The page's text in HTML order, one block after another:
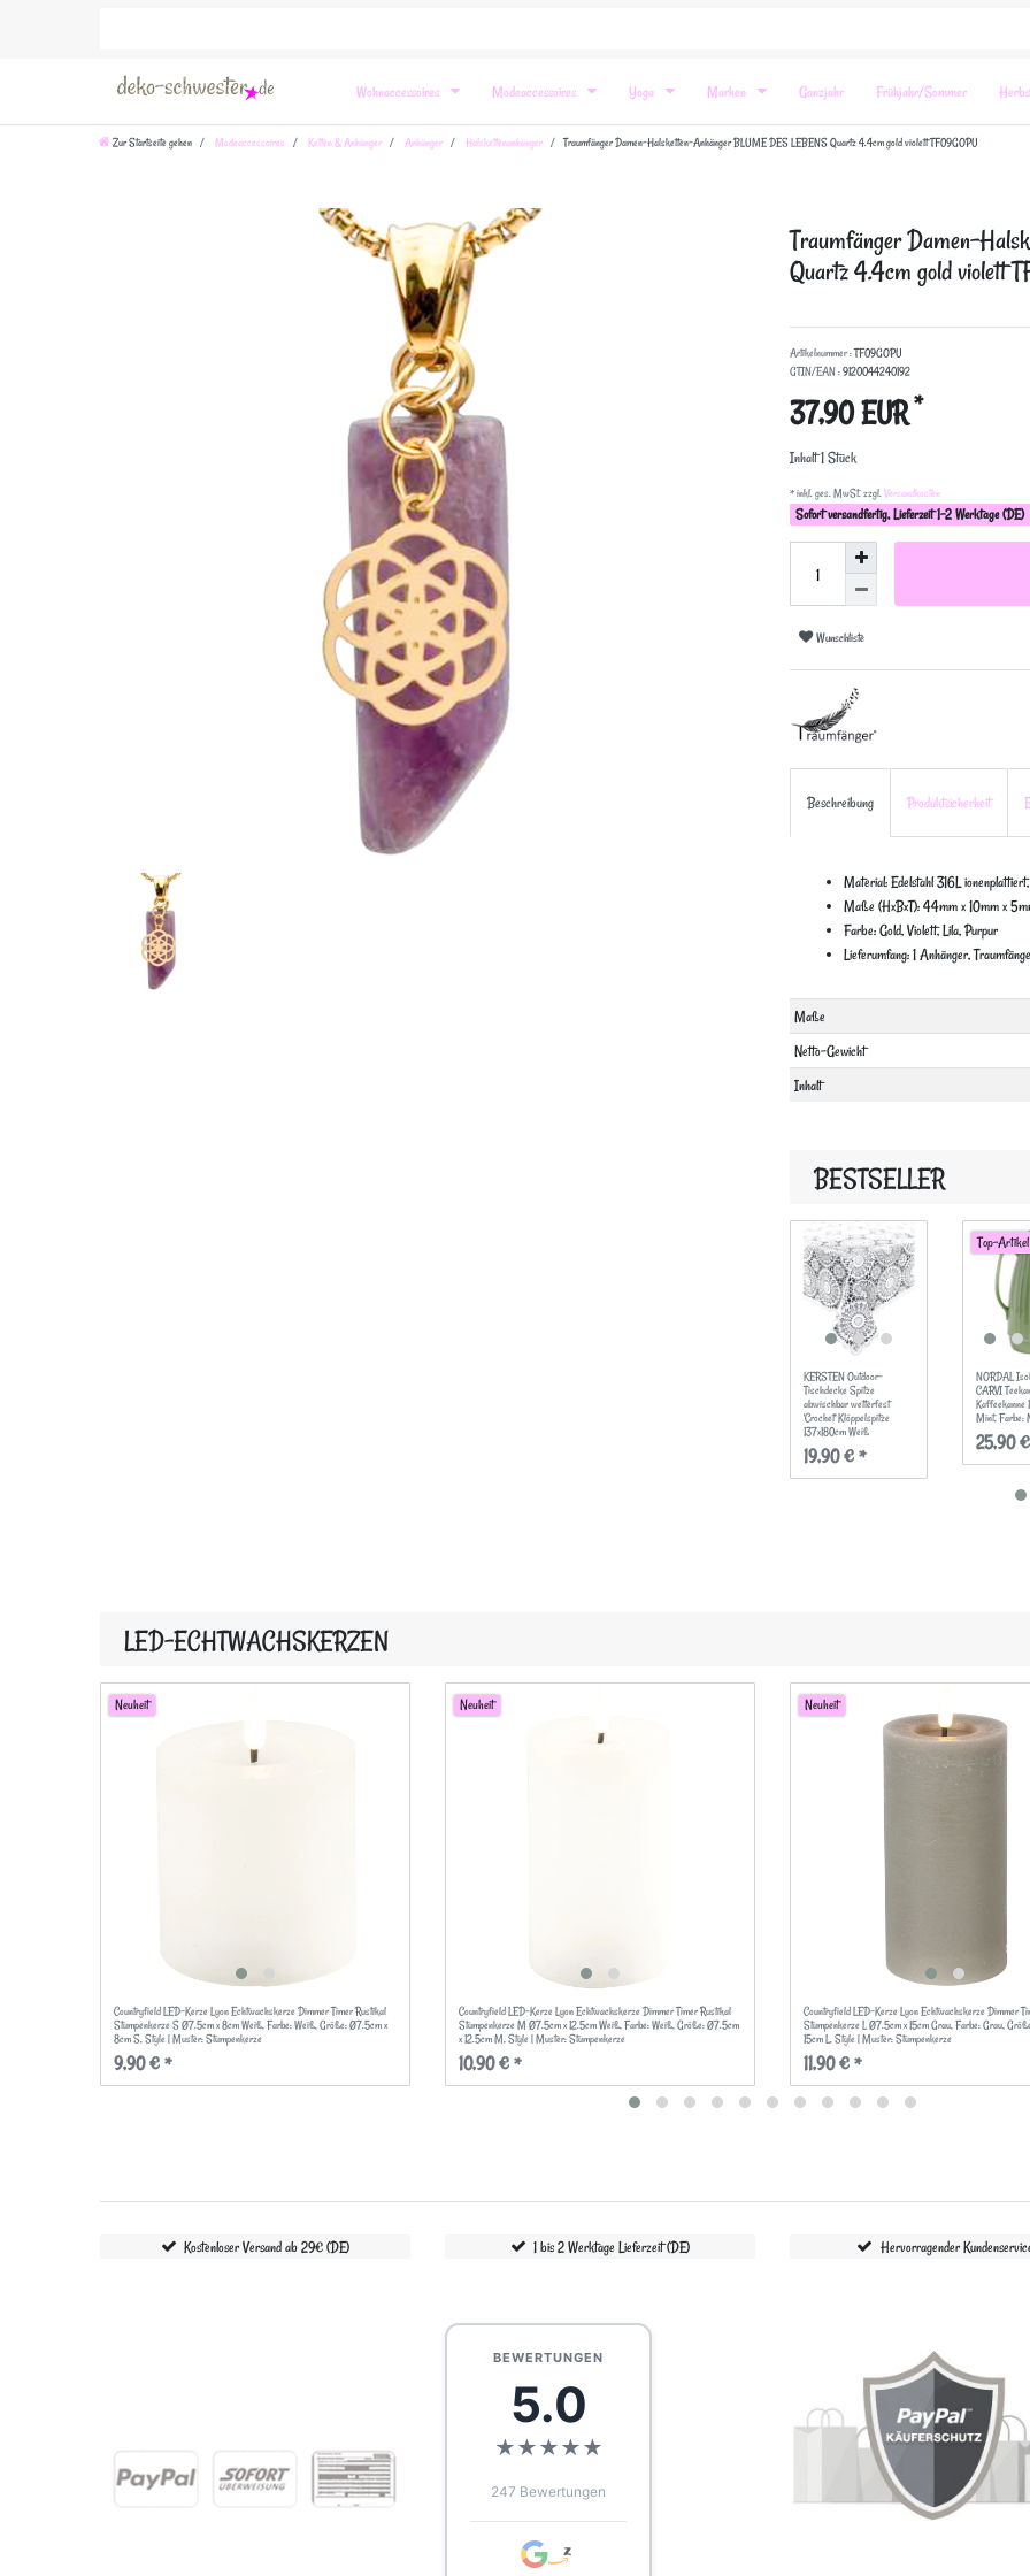
Wohnaccessoires Modeaccessoires Yoga Marken Ganzjahr Frühjahr/Sommer
Zur Startseite gehen Modeaccessoires Ketten & Anhänger Anhänger Halskettenanhänger Traumfänger Damen-Halsketten-Anhänger BLUME DES LEBENS Quartz 4.4cm gold violett TF09GOPU
Traumfänger Damen-
Quartz 4.4cm gold violett
Artikelnummer :TF09GOPU
GTIN/EAN :9120044240192
37,90 EUR*
Inhalt1Stück
* inkl. ges. MwSt. zzgl.Versandkosten
Sofort versandfertig, Lieferzeit 1-2 Werktage (DE)
Wunschliste
Beschreibung Produktsicherheit
Material: Edelstahl 316L
Maße (HxBxT): 44mm x 10mm x
Farbe: Gold, Violett, Lila, Purpur
Lieferumfang: 1 Anhänger,
Technisches
Merkmal
Wert
Maße
Netto-Gewicht
Inhalt
BESTSELLER
KERSTEN Outdoor-
Tischdecke Spitze
abwischbar wetterfest
'Crochet' Klöppelspitze
137x180cm Weiß
19,90 € *
Top-Artikel
NORDAL
CARVI
Kaffeekanne
Mint, Farbe:
25,90
LED-ECHTWACHSKERZEN
Neuheit
Countryfield LED-Kerze Lyon Echtwachskerze Dimmer Timer Rustikal
Stumpenkerze S Ø7.5cm x 8cm Weiß, Farbe: Weiß, Größe: Ø7.5cm x
8cm S, Style | Muster: Stumpenkerze
9,90 € *
Neuheit
Countryfield LED-Kerze Lyon Echtwachskerze Dimmer Timer Rustikal
Stumpenkerze M Ø7.5cm x 12.5cm Weiß, Farbe: Weiß, Größe: Ø7.5cm
x 12.5cm M, Style | Muster: Stumpenkerze
10,90 € *
Neuheit
Countryfield LED-Kerze Lyon Echtwachskerze Dimmer
Stumpenkerze L Ø7.5cm x 15cm Grau, Farbe: Grau,
15cm L, Style | Muster: Stumpenkerze
11,90 € *
Kostenloser Versand ab 29€ (DE) 1 bis 2 Werktage Lieferzeit (DE) Hervorragender
BEWERTUNGEN
5.0
★★★★★
247 Bewertungen